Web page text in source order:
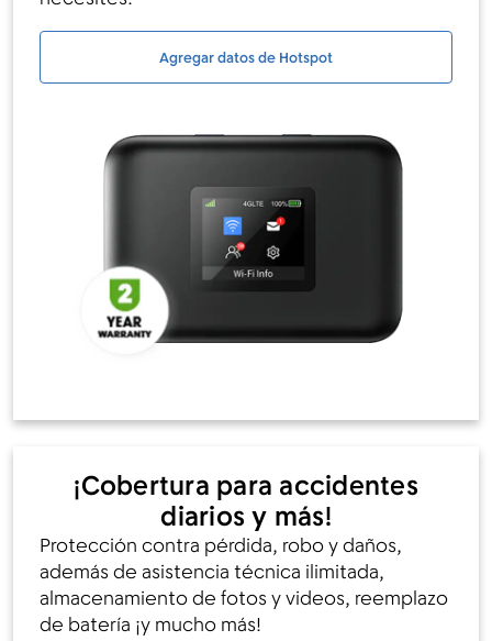
Agregar datos de Hotspot
¡Cobertura para accidentes
diarios y más!
Protección contra pérdida, robo y daños,
además de asistencia técnica ilimitada,
almacenamiento de fotos y videos, reemplazo
de batería ¡y mucho más!